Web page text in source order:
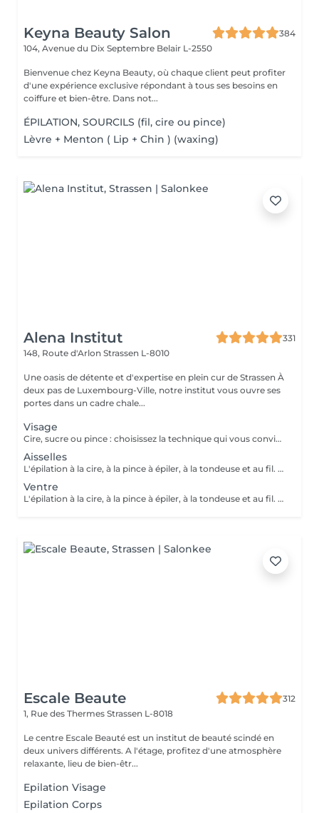
Keyna Beauty Salon
384
104, Avenue du Dix Septembre Belair L-2550
Bienvenue chez Keyna Beauty, où chaque client peut profiter
d'une expérience exclusive répondant à tous ses besoins en
coiffure et bien-être. Dans not...
ÉPILATION, SOURCILS (fil, cire ou pince)
Lèvre + Menton ( Lip + Chin ) (waxing)
Alena Institut
331
148, Route d'Arlon Strassen L-8010
Une oasis de détente et d'expertise en plein cur de Strassen À
deux pas de Luxembourg-Ville, notre institut vous ouvre ses
portes dans un cadre chale...
Visage
Cire, sucre ou pince : choisissez la technique qui vous convient ! Pour un résultat impeccable, chaque séance se termine toujours par une finition minutieuse à la pince. Résultat net, peau douce et parfaite, à chaque fois.
Aisselles
L'épilation à la cire, à la pince à épiler, à la tondeuse et au fil. Toutes nos techniques d'épilation vous garantissent un résultat net et durable. En fin de séance, quelque soit la technique d'épilation choisie, nous utilisons systématiquement une pince à épiler, pour un résultat parfait.
Ventre
L'épilation à la cire, à la pince à épiler, à la tondeuse et au fil. Toutes nos techniques d'épilation vous garantissent un résultat net et durable. En fin de séance, quelque soit la technique d'épilation choisie, nous utilisons systématiquement une pince à épiler, pour un résultat parfait.
Escale Beaute
312
1, Rue des Thermes Strassen L-8018
Le centre Escale Beauté est un institut de beauté scindé en
deux univers différents. A l'étage, profitez d'une atmosphère
relaxante, lieu de bien-êtr...
Epilation Visage
Epilation Corps